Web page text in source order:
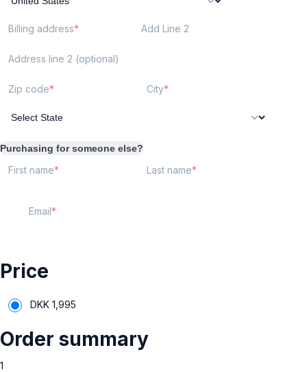
Billing address Add Line 2
Address line 2 (optional)
Zip code City
Purchasing for someone else?
First name Last name
Email
Price
DKK 1,995
Order summary
1